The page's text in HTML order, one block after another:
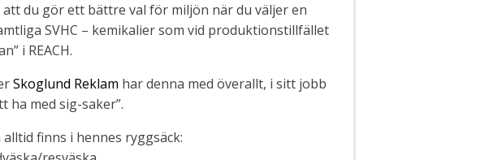
du gör ett bättre val för miljön när du väljer en
SVHC – kemikalier som vid produktionstillfället
i REACH.
Skoglund Reklam har denna med överallt, i sitt jobb
ha med sig-saker”.
finns i hennes ryggsäck: